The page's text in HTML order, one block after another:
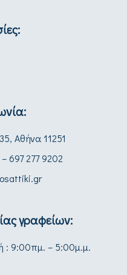
Αθήνα 11251
697 277 9202
γραφείων:
: 9:00πμ. – 5:00μ.μ.